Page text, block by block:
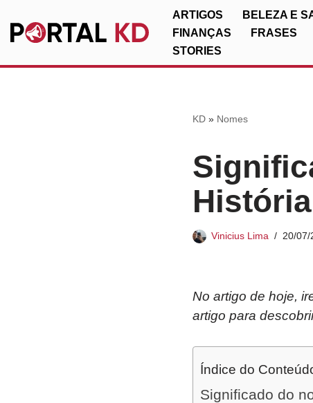
Pular
ARTIGOS BELEZA E
FINANÇAS
FRASES
STORIES
KD» Nomes
Vinicius Lima 20/07/
No artigo de hoje,
artigo para
Índice do
Significado do